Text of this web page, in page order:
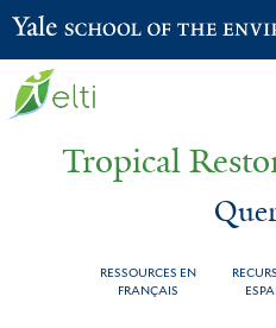
Skip
to
Yale School of the Environment
Tropical
RESSOURCES EN
FRANÇAIS